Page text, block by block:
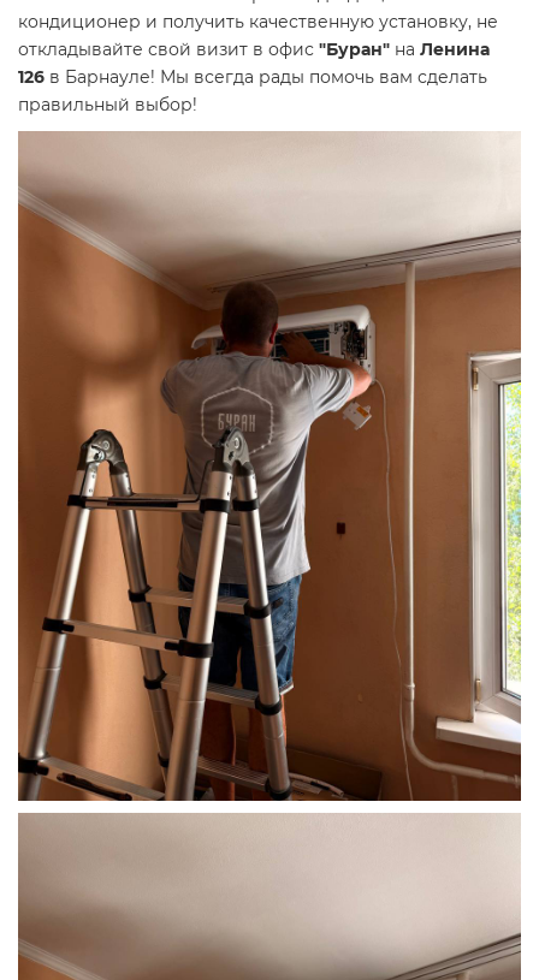
кондиционер и получить качественную установку, не
откладывайте свой визит в офис "Буран" на Ленина
126 в Барнауле! Мы всегда рады помочь вам сделать
правильный выбор!